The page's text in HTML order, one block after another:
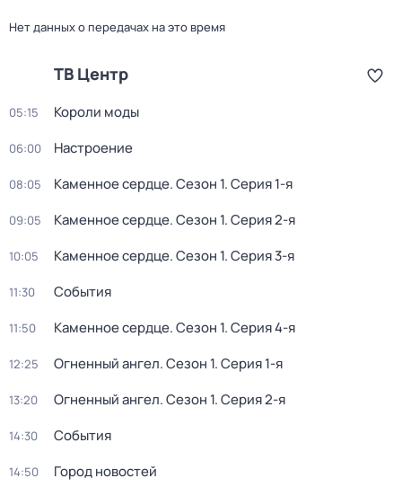
Нет данных о передачах на это время
ТВ Центр
05:15 Короли моды
06:00 Настроение
08:05 Каменное сердце. Сезон 1. Серия 1-я
09:05 Каменное сердце. Сезон 1. Серия 2-я
10:05 Каменное сердце. Сезон 1. Серия 3-я
11:30 События
11:50 Каменное сердце. Сезон 1. Серия 4-я
12:25 Огненный ангел. Сезон 1. Серия 1-я
13:20 Огненный ангел. Сезон 1. Серия 2-я
14:30 События
14:50 Город новостей